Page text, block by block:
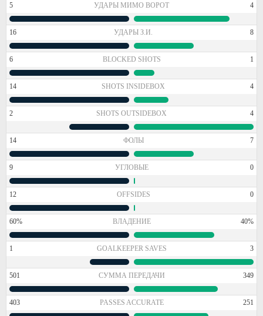
5 УДАРЫ МИМО ВОРОТ 4
16 УДАРЫ З.И. 8
6 BLOCKED SHOTS 1
14 SHOTS INSIDEBOX 4
2 SHOTS OUTSIDEBOX 4
14 ФОЛЫ 7
9 УГЛОВЫЕ 0
12 OFFSIDES 0
60% ВЛАДЕНИЕ 40%
1 GOALKEEPER SAVES 3
501 СУММА ПЕРЕДАЧИ 349
403 PASSES ACCURATE 251